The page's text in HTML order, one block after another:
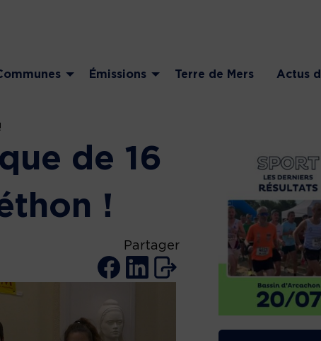
Émissions Terre de Mers Actus
de 16
!
Partager